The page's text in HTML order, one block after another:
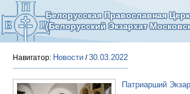
Белорусская Православная
(Белорусский Экзархат
Навигатор: Новости /30.03.2022
Патриарший